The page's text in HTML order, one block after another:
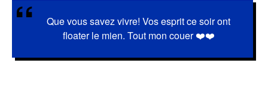
Que vous savez vivre! Vos esprit ce soir ont
floater le mien. Tout mon couer ❤️❤️